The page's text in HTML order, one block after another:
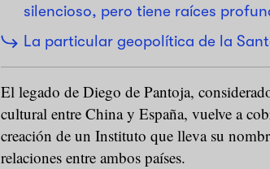
silencioso, pero tiene raíces
La particular geopolítica de la
El legado de Diego de Pantoja,
cultural entre China y España, vuelve a
creación de un Instituto que lleva su
relaciones entre ambos países.